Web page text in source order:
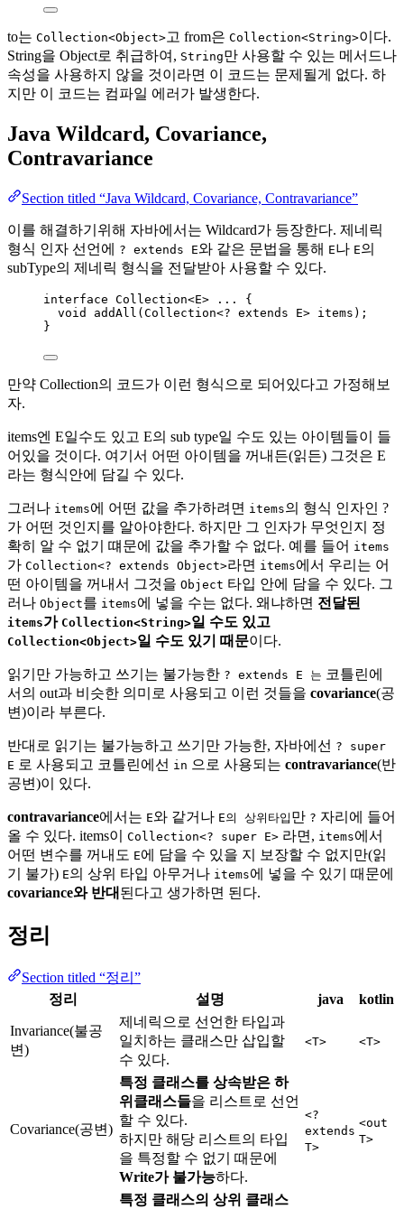
to는 Collection<Object>고 from은 Collection<String>이다.
String을 Object로 취급하여, String만 사용할 수 있는 메서드나
속성을 사용하지 않을 것이라면 이 코드는 문제될게 없다. 하
지만 이 코드는 컴파일 에러가 발생한다.
Java Wildcard, Covariance,
Contravariance
Section titled “Java Wildcard, Covariance, Contravariance”
이를 해결하기위해 자바에서는 Wildcard가 등장한다. 제네릭
형식 인자 선언에
? extends E와 같은 문법을 통해 E나 E의
subType의 제네릭 형식을 전달받아 사용할 수 있다.
interface Collection<E> ... {
void
addAll ( Collection<? extends E> items ) ;
}
만약 Collection의 코드가 이런 형식으로 되어있다고 가정해보
자.
items엔 E일수도 있고 E의 sub type일 수도 있는 아이템들이 들
어있을 것이다. 여기서 어떤 아이템을 꺼내든(읽든) 그것은 E
라는 형식안에 담길 수 있다.
그러나 items에 어떤 값을 추가하려면 items의 형식 인자인 ?
가 어떤 것인지를 알아야한다. 하지만 그 인자가 무엇인지 정
확히 알 수 없기 떄문에 값을 추가할 수 없다. 예를 들어 items
가 Collection<? extends Object>라면 items에서 우리는 어
떤 아이템을 꺼내서 그것을 Object 타입 안에 담을 수 있다. 그
러나 Object를 items에 넣을 수는 없다. 왜냐하면 전달된
items가 Collection<String>일 수도 있고
Collection<Object>일 수도 있기 때문이다.
읽기만 가능하고 쓰기는 불가능한 ? extends E 는 코틀린에
서의 out과 비슷한 의미로 사용되고 이런 것들을 covariance(공
변)이라 부른다.
반대로 읽기는 불가능하고 쓰기만 가능한, 자바에선 ? super
E 로 사용되고 코틀린에선 in 으로 사용되는 contravariance(반
공변)이 있다.
contravariance에서는 E와 같거나 E의 상위타입 만 ? 자리에 들어
올 수 있다. items이 Collection<? super E> 라면, items에서
어떤 변수를 꺼내도 E에 담을 수 있을 지 보장할 수 없지만(읽
기 불가) E의 상위 타입 아무거나 items에 넣을 수 있기 때문에
covariance와 반대 된다고 생가하면 된다.
정리
Section titled “정리”
정리
설명 java kotlin
Invariance(불공
변)
제네릭으로 선언한 타입과
일치하는 클래스만 삽입할
수 있다.
<T> <T>
Covariance(공변)
특정 클래스를 상속받은 하
위클래스들을 리스트로 선언
할 수 있다.
하지만 해당 리스트의 타입
을 특정할 수 없기 때문에
Write가 불가능하다.
<?
extends
T>
<out
T>
특정 클래스의 상위 클래스